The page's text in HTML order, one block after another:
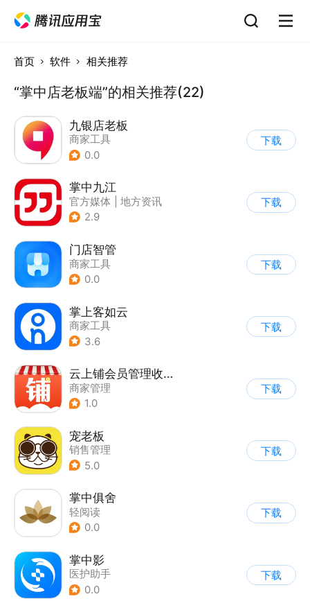
首页 软件 相关推荐
“掌中店老板端”的相关推荐(22)
九银店老板
商家工具
0.0
下载
掌中九江
官方媒体
地方资讯
2.9
下载
门店智管
商家工具
0.0
下载
掌上客如云
商家工具
3.6
下载
云上铺会员管理收银系统
商家管理
1.0
下载
宠老板
销售管理
5.0
下载
掌中俱舍
轻阅读
0.0
下载
掌中影
医护助手
0.0
下载